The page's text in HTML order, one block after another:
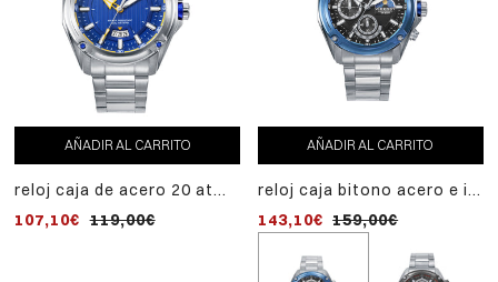
AÑADIR AL CARRITO
reloj caja de acero 20 atm,
movimiento cuarzo
107,10€ 119,00€
AÑADIR AL CARRITO
reloj caja bitono acero e ip
acero,movimiento cuarzo
143,10€ 159,00€